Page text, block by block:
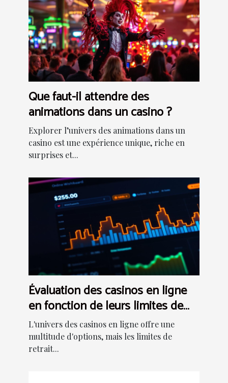
Que faut-il attendre des
animations dans un casino ?
Explorer l’univers des animations dans un
casino est une expérience unique, riche en
surprises et...
Évaluation des casinos en ligne
en fonction de leurs limites de
retrait
L'univers des casinos en ligne offre une
multitude d'options, mais les limites de
retrait...